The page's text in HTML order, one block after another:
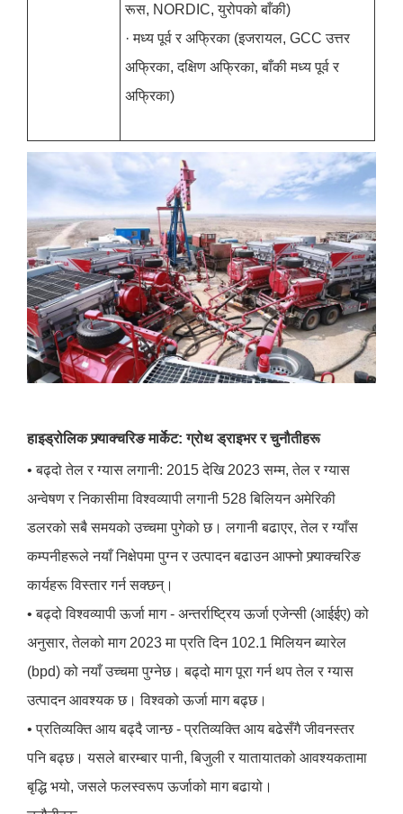
रूस, NORDIC, युरोपको बाँकी)
· मध्य पूर्व र अफ्रिका (इजरायल, GCC उत्तर
अफ्रिका, दक्षिण अफ्रिका, बाँकी मध्य पूर्व र
अफ्रिका)
हाइड्रोलिक फ्र्याक्चरिङ मार्केट: ग्रोथ ड्राइभर र चुनौतीहरू
• बढ्दो तेल र ग्यास लगानी: 2015 देखि 2023 सम्म, तेल र ग्यास
अन्वेषण र निकासीमा विश्वव्यापी लगानी 528 बिलियन अमेरिकी
डलरको सबै समयको उच्चमा पुगेको छ। लगानी बढाएर, तेल र ग्याँस
कम्पनीहरूले नयाँ निक्षेपमा पुग्न र उत्पादन बढाउन आफ्नो फ्र्याक्चरिङ
कार्यहरू विस्तार गर्न सक्छन्।
• बढ्दो विश्वव्यापी ऊर्जा माग - अन्तर्राष्ट्रिय ऊर्जा एजेन्सी (आईईए) को
अनुसार, तेलको माग 2023 मा प्रति दिन 102.1 मिलियन ब्यारेल
(bpd) को नयाँ उच्चमा पुग्नेछ। बढ्दो माग पूरा गर्न थप तेल र ग्यास
उत्पादन आवश्यक छ। विश्वको ऊर्जा माग बढ्छ।
• प्रतिव्यक्ति आय बढ्दै जान्छ - प्रतिव्यक्ति आय बढेसँगै जीवनस्तर
पनि बढ्छ। यसले बारम्बार पानी, बिजुली र यातायातको आवश्यकतामा
बृद्धि भयो, जसले फलस्वरूप ऊर्जाको माग बढायो।